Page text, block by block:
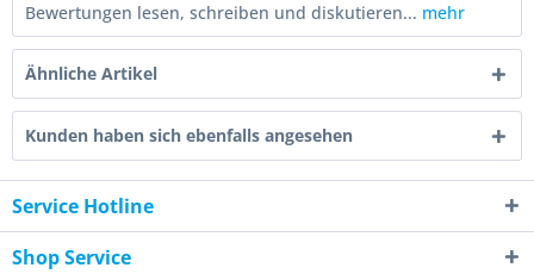
Bewertungen lesen, schreiben und diskutieren... mehr
Ähnliche Artikel
Kunden haben sich ebenfalls angesehen
Service Hotline
Shop Service